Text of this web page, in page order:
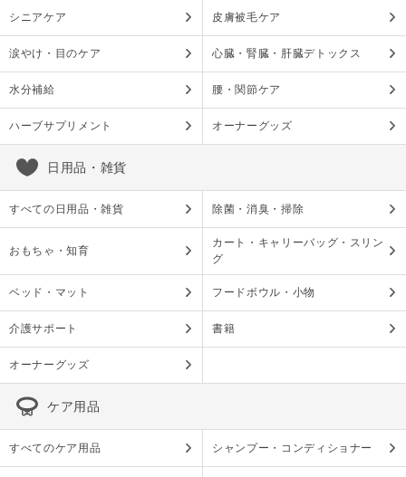
シニアケア 皮膚被毛ケア
涙やけ・目のケア 心臓・腎臓・肝臓デトックス
水分補給 腰・関節ケア
ハーブサプリメント オーナーグッズ
日用品・雑貨
すべての日用品・雑貨 除菌・消臭・掃除
おもちゃ・知育
カート・キャリーバッグ・スリン
グ
ベッド・マット フードボウル・小物
介護サポート 書籍
オーナーグッズ
ケア用品
すべてのケア用品 シャンプー・コンディショナー